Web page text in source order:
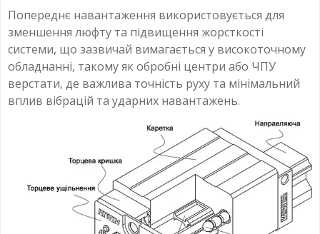
Попереднє навантаження використовується для
зменшення люфту та підвищення жорсткості
системи, що зазвичай вимагається у високоточному
обладнанні, такому як обробні центри або ЧПУ
верстати, де важлива точність руху та мінімальний
вплив вібрацій та ударних навантажень.